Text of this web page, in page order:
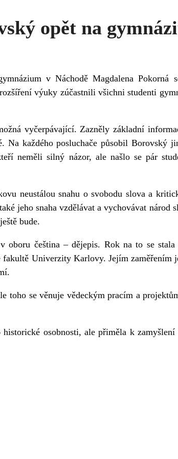
opět na
v Náchodě Magdalena Pokorná
výuky zúčastnili všichni studenti
vyčerpávající. Zazněly základní
Na každého posluchače působil Borovský
neměli silný názor, ale našlo se pár
neustálou snahu o svobodu slova a
jeho snaha vzdělávat a vychovávat národ
bude.
oboru čeština – dějepis. Rok na to se
Univerzity Karlovy. Jejím zaměřením
toho se věnuje vědeckým pracím a
osobnosti, ale přiměla k zamyšlení